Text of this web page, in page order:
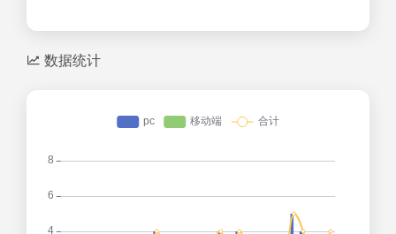
数据统计